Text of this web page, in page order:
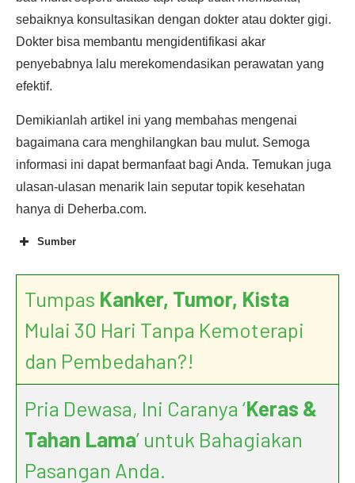
sebaiknya konsultasikan dengan dokter atau dokter gigi.
Dokter bisa membantu mengidentifikasi akar
penyebabnya lalu merekomendasikan perawatan yang
efektif.
Demikianlah artikel ini yang membahas mengenai
bagaimana cara menghilangkan bau mulut. Semoga
informasi ini dapat bermanfaat bagi Anda. Temukan juga
ulasan-ulasan menarik lain seputar topik kesehatan
hanya di Deherba.com.
Sumber
Tumpas Kanker, Tumor, Kista
Mulai 30 Hari Tanpa Kemoterapi
dan Pembedahan?!
Pria Dewasa, Ini Caranya ‘Keras &
Tahan Lama’ untuk Bahagiakan
Pasangan Anda.